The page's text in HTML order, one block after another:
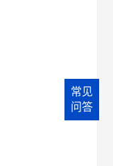
常见
问答